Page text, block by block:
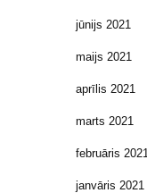
jūnijs 2021
maijs 2021
aprīlis 2021
marts 2021
februāris 2021
janvāris 2021